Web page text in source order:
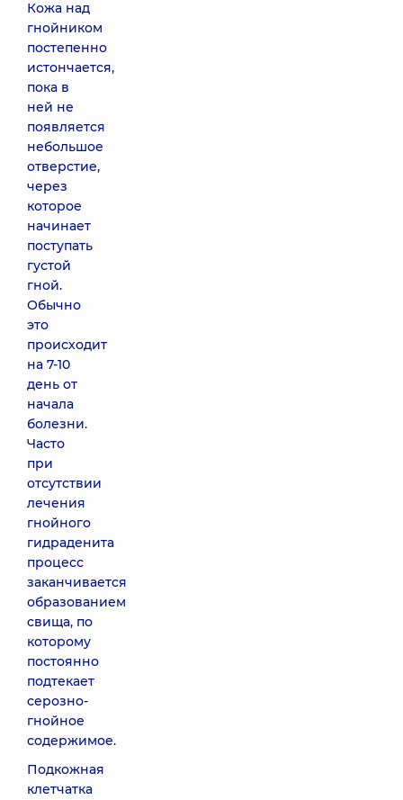
Кожа над
гнойником
постепенно
истончается,
пока в
ней не
появляется
небольшое
отверстие,
через
которое
начинает
поступать
густой
гной.
Обычно
это
происходит
на 7-10
день от
начала
болезни.
Часто
при
отсутствии
лечения
гнойного
гидраденита
процесс
заканчивается
образованием
свища, по
которому
постоянно
подтекает
серозно-
гнойное
содержимое.
Подкожная
клетчатка